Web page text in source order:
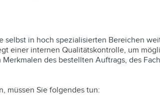
in hoch spezialisierten Bereichen
einer internen Qualitätskontrolle, um
des bestellten Auftrags, des
müssen Sie folgendes tun: